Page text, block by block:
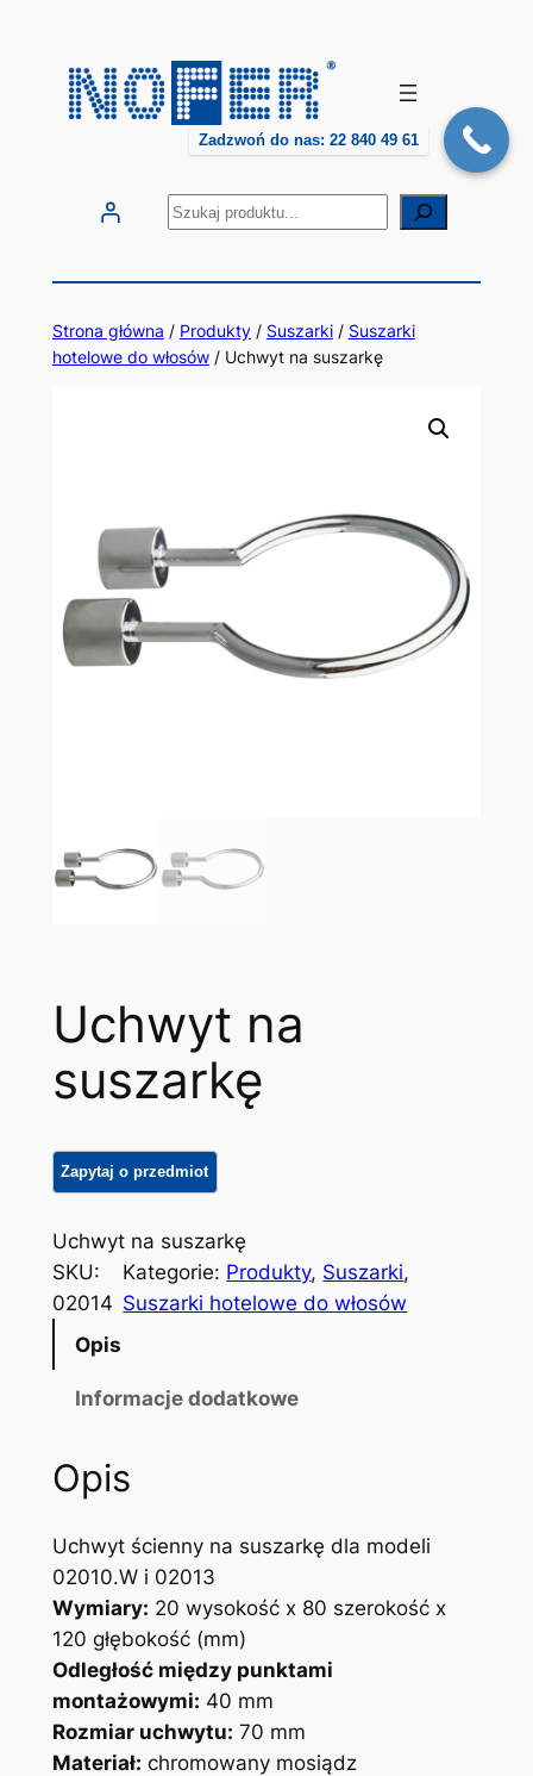
Szukaj
Strona główna / Produkty/ Suszarki/ Suszarki
hotelowe do włosów/ Uchwyt na suszarkę
Uchwyt na
suszarkę
Uchwyt na suszarkę
SKU:
02014
Kategorie: Produkty, Suszarki
Suszarki hotelowe do włosów
Opis
Informacje dodatkowe
Opis
Uchwyt ścienny na suszarkę dla modeli
02010.W i 02013
Wymiary: 20 wysokość x 80 szerokość x
120 głębokość (mm)
Odległość między punktami
montażowymi: 40 mm
Rozmiar uchwytu: 70 mm
Materiał: chromowany mosiądz
Zadzwoń do nas: 22 840 49 61